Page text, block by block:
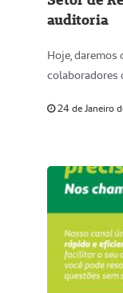
auditoria
Hoje, daremos
colaboradores
24 de Janeiro